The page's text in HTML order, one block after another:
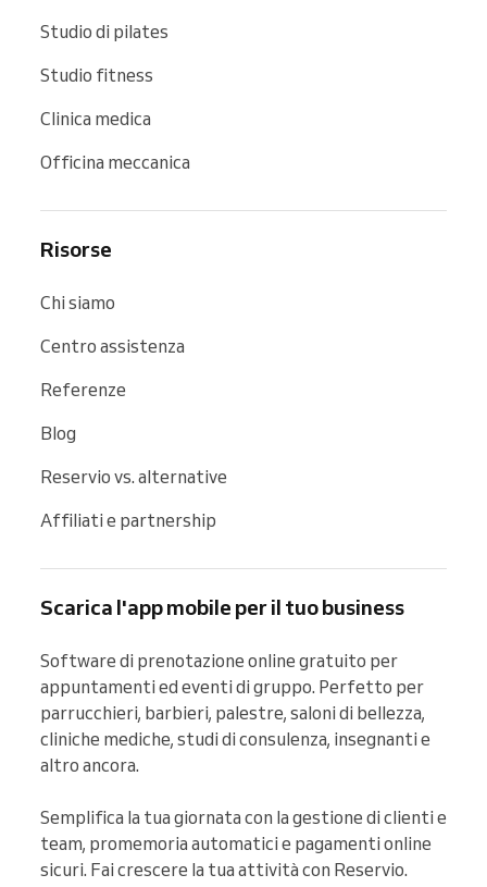
Studio di pilates
Studio fitness
Clinica medica
Officina meccanica
Risorse
Chi siamo
Centro assistenza
Referenze
Blog
Reservio vs. alternative
Affiliati e partnership
Scarica l'app mobile per il tuo business
Software di prenotazione online gratuito per
appuntamenti ed eventi di gruppo. Perfetto per
parrucchieri, barbieri, palestre, saloni di bellezza,
cliniche mediche, studi di consulenza, insegnanti e
altro ancora.
Semplifica la tua giornata con la gestione di clienti e
team, promemoria automatici e pagamenti online
sicuri. Fai crescere la tua attività con Reservio.